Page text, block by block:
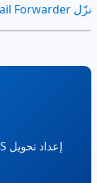
نزّل SMS to Email Forwarder